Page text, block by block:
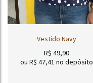
Vestido Navy
R$ 49,90
ou R$ 47,41 no depósito